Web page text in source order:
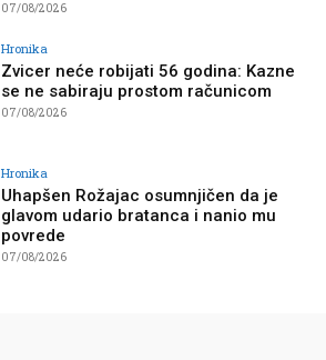
07/08/2026
Hronika
Zvicer neće robijati 56 godina: Kazne
se ne sabiraju prostom računicom
07/08/2026
Hronika
Uhapšen Rožajac osumnjičen da je
glavom udario bratanca i nanio mu
povrede
07/08/2026